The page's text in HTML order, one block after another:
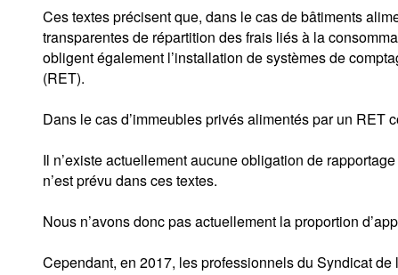
Ces textes précisent que, dans le cas de bâtiments
transparentes de répartition des frais liés à la
obligent également l’installation de systèmes de
(RET).
Dans le cas d’immeubles privés alimentés par un RET
Il n’existe actuellement aucune obligation de
n’est prévu dans ces textes.
Nous n’avons donc pas actuellement la proportion
Cependant, en 2017, les professionnels du Syndicat